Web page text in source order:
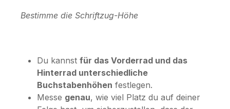
Bestimme die Schriftzug-Höhe
Du kannst für das Vorderrad und das
Hinterrad unterschiedliche
Buchstabenhöhen festlegen.
Messe genau, wie viel Platz du auf deiner